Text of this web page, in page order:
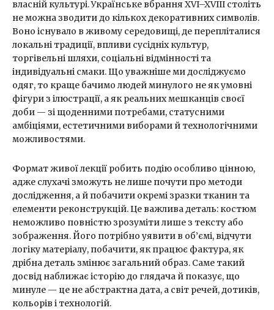
власній культурі. Українське вбрання XVI–XVIII століть
не можна зводити до кількох декоративних символів.
Воно існувало в живому середовищі, де перепліталися
локальні традиції, впливи сусідніх культур,
торгівельні шляхи, соціальні відмінності та
індивідуальні смаки. Що уважніше ми досліджуємо
одяг, то краще бачимо людей минулого не як умовні
фігури з ілюстрації, а як реальних мешканців своєї
доби — зі щоденними потребами, статусними
амбіціями, естетичними виборами й технологічними
можливостями.
Формат живої лекції робить подію особливо цінною,
адже слухачі зможуть не лише почути про методи
дослідження, а й побачити окремі зразки тканин та
елементи реконструкцій. Це важлива деталь: костюм
неможливо повністю зрозуміти лише з тексту або
зображення. Його потрібно уявити в об’ємі, відчути
логіку матеріалу, побачити, як працює фактура, як
дрібна деталь змінює загальний образ. Саме такий
досвід наближає історію до глядача й показує, що
минуле — це не абстрактна дата, а світ речей, дотиків,
кольорів і технологій.